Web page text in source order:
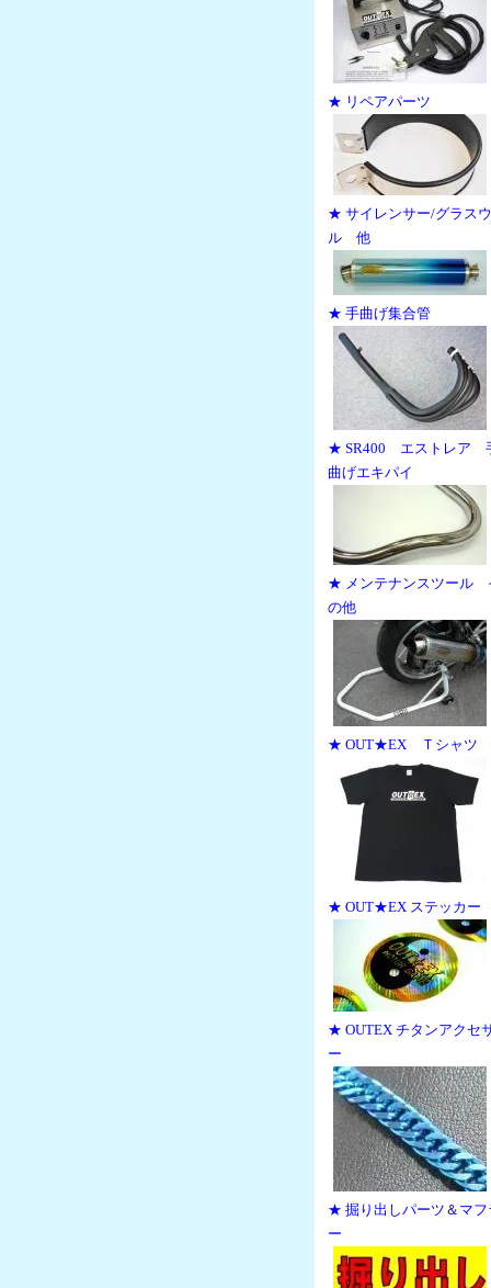
★ リペアパーツ
★ サイレンサー/グラス
ル 他
★ 手曲げ集合管
★ SR400 エストレア
曲げエキパイ
★ メンテナンスツール
の他
★ OUT★EX Ｔシャツ
★ OUT★EX ステッカー
★ OUTEX チタンアクセ
ー
★ 掘り出しパーツ＆マフ
ー